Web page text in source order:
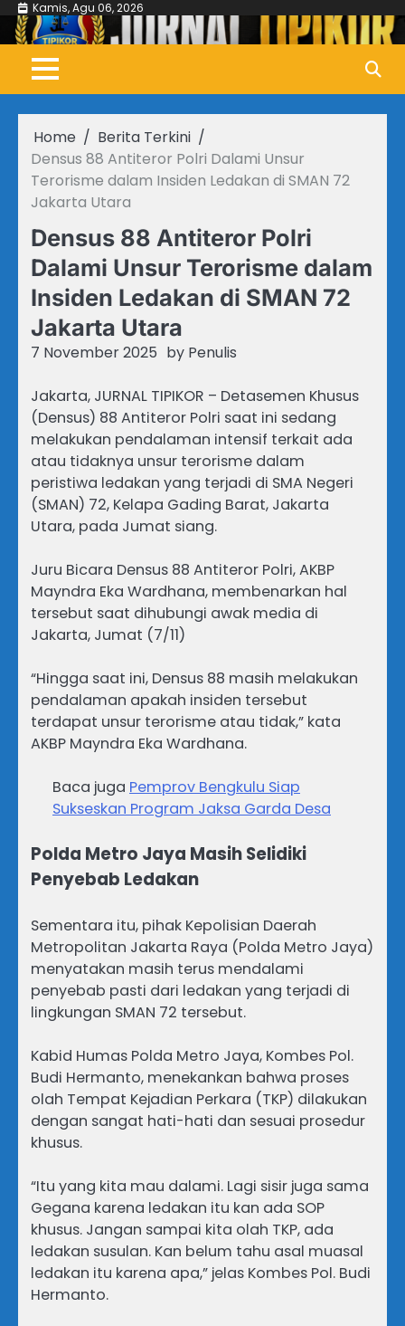
Skip
content
Kamis, Agu 06, 2026
Home
Berita Terkini
Densus 88 Antiteror Polri Dalami Unsur
Terorisme dalam Insiden Ledakan di SMAN 72
Jakarta Utara
Densus 88 Antiteror Polri
Dalami Unsur Terorisme dalam
Insiden Ledakan di SMAN 72
Jakarta Utara
7 November 2025 by Penulis
Jakarta, JURNAL TIPIKOR – Detasemen Khusus
(Densus) 88 Antiteror Polri saat ini sedang
melakukan pendalaman intensif terkait ada
atau tidaknya unsur terorisme dalam
peristiwa ledakan yang terjadi di SMA Negeri
(SMAN) 72, Kelapa Gading Barat, Jakarta
Utara, pada Jumat siang.
Juru Bicara Densus 88 Antiteror Polri, AKBP
Mayndra Eka Wardhana, membenarkan hal
tersebut saat dihubungi awak media di
Jakarta, Jumat (7/11)
“Hingga saat ini, Densus 88 masih melakukan
pendalaman apakah insiden tersebut
terdapat unsur terorisme atau tidak,” kata
AKBP Mayndra Eka Wardhana.
Baca juga Pemprov Bengkulu Siap
Sukseskan Program Jaksa Garda Desa
Polda Metro Jaya Masih Selidiki
Penyebab Ledakan
Sementara itu, pihak Kepolisian Daerah
Metropolitan Jakarta Raya (Polda Metro Jaya)
menyatakan masih terus mendalami
penyebab pasti dari ledakan yang terjadi di
lingkungan SMAN 72 tersebut.
Kabid Humas Polda Metro Jaya, Kombes Pol.
Budi Hermanto, menekankan bahwa proses
olah Tempat Kejadian Perkara (TKP) dilakukan
dengan sangat hati-hati dan sesuai prosedur
khusus.
“Itu yang kita mau dalami. Lagi sisir juga sama
Gegana karena ledakan itu kan ada SOP
khusus. Jangan sampai kita olah TKP, ada
ledakan susulan. Kan belum tahu asal muasal
ledakan itu karena apa,” jelas Kombes Pol. Budi
Hermanto.